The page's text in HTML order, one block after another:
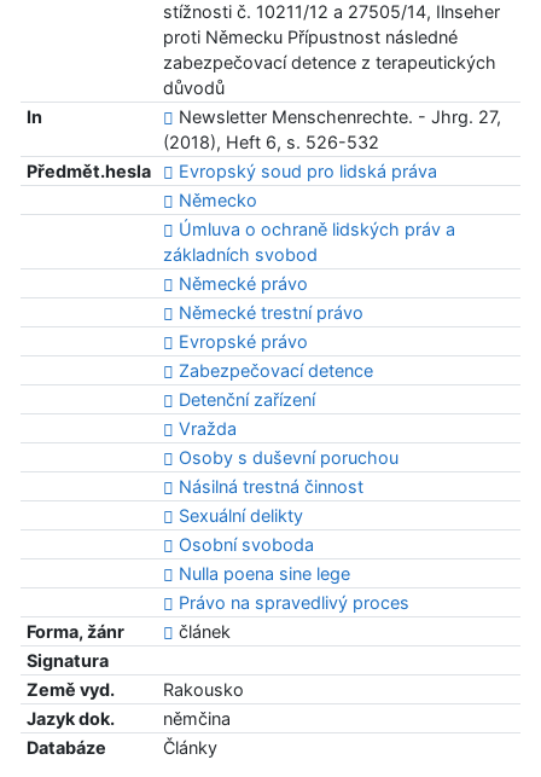
stížnosti č. 10211/12 a 27505/14, Ilnseher
proti Německu Přípustnost následné
zabezpečovací detence z terapeutických
důvodů
In
Newsletter Menschenrechte. - Jhrg. 27,
(2018), Heft 6, s. 526-532
Předmět.hesla
Evropský soud pro lidská práva
Německo
Úmluva o ochraně lidských práv a
základních svobod
Německé právo
Německé trestní právo
Evropské právo
Zabezpečovací detence
Detenční zařízení
Vražda
Osoby s duševní poruchou
Násilná trestná činnost
Sexuální delikty
Osobní svoboda
Nulla poena sine lege
Právo na spravedlivý proces
Forma, žánr
článek
Signatura
Země vyd.
Rakousko
Jazyk dok.
němčina
Databáze
Články